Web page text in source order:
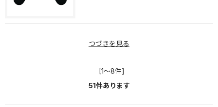
つづきを見る
[1～8件]
51件あります